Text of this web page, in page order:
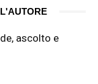
ascolto e